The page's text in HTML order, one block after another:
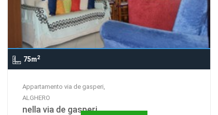
75m2
Appartamento via de gasperi,
ALGHERO
nella via de gasperi